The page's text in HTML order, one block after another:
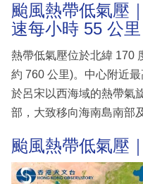
專
欄
訂
閱
專
區
颱風熱帶低氣壓
速每小時 55 公里
熱帶低氣壓位於北緯 170
約 760 公里)。中心附近
於呂宋以西海域的熱帶氣
部，大致移向海南島南部
颱風熱帶低氣壓